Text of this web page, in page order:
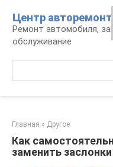
контенту
Центр
Ремонт автомобиля,
обслуживание
Главная » Другое
Как
заменить